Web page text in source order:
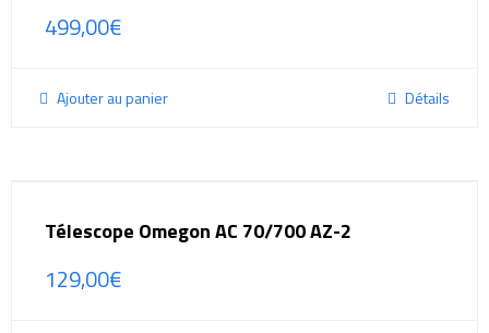
499,00€
Ajouter au panier Détails
Télescope Omegon AC 70/700 AZ-2
129,00€